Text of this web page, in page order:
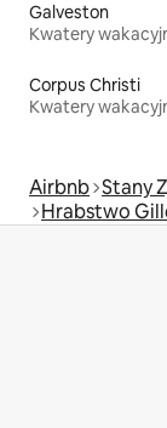
Galveston
Kwatery
Corpus Christi
Kwatery
Airbnb Stany
Hrabstwo